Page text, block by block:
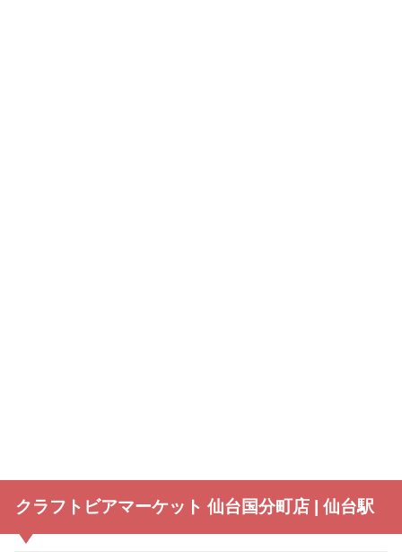
クラフトビアマーケット 仙台国分町店 | 仙台駅